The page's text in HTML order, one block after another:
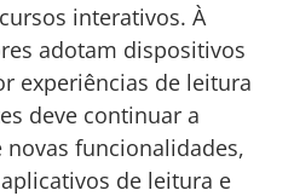
interativos. À
adotam dispositivos
experiências de leitura
deve continuar a
novas funcionalidades,
de leitura e